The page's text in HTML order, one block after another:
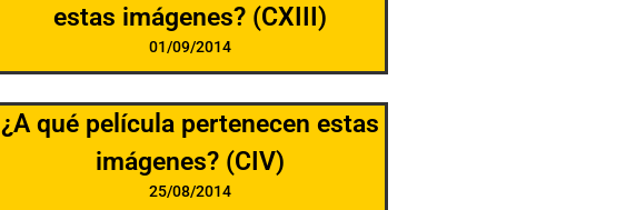
estas imágenes? (CXIII)
01/09/2014
¿A qué película pertenecen estas
imágenes? (CIV)
25/08/2014